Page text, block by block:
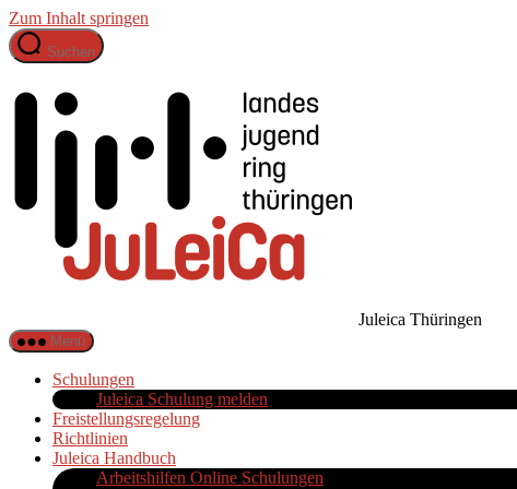
Zum Inhalt springen
Suchen
Juleica Thüringen
Menü
Schulungen
Juleica Schulung melden
Freistellungsregelung
Richtlinien
Juleica Handbuch
Arbeitshilfen Online Schulungen